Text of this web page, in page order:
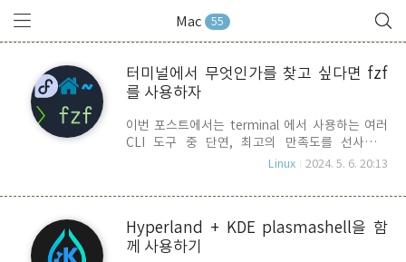
Mac 55
터미널에서 무엇인가를 찾고 싶다면 fzf
를 사용하자
이번 포스트에서는 terminal 에서 사용하는 여러
CLI 도구 중 단연, 최고의 만족도를 선사하는
fzf(command-line fuzzy finder)의 사용법을 알
가를 찾아야 할 일이 많습니다. 특정파일의 위치, 지
특정 프로세스를 죽이고 싶은 경우, 파일 안에서 특
정 단어를 포함한 라인을 찾고 싶은 경우 등등.... 이
Linux 2024. 5. 6. 20:13
Hyperland + KDE plasmashell을 함
께 사용하기